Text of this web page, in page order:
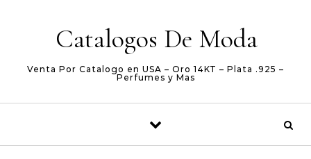
Catalogos De Moda
Venta Por Catalogo en USA – Oro 14KT – Plata .925 –
Perfumes y Mas